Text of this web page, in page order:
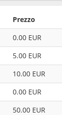
Prezzo
0.00 EUR
5.00 EUR
10.00 EUR
0.00 EUR
50.00 EUR